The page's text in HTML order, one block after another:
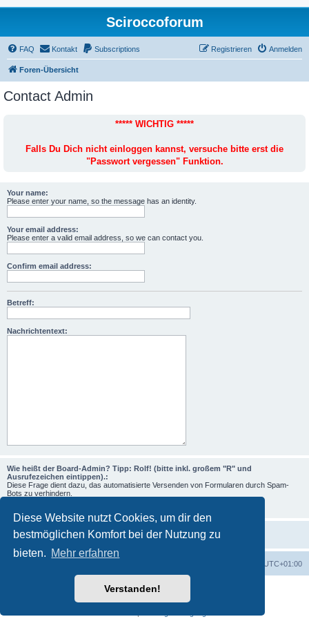
Diese Website nutzt Cookies, um dir den
bestmöglichen Komfort bei der Nutzung zu
bieten. Mehr erfahren
Verstanden!
Sciroccoforum
FAQ Kontakt Subscriptions Anmelden
Registrieren
Foren-Übersicht
Contact Admin
***** WICHTIG *****
Falls Du Dich nicht einloggen kannst, versuche bitte erst die
"Passwort vergessen" Funktion.
Your name:
Please enter your name, so the message has an identity.
Your email address:
Please enter a valid email address, so we can contact you.
Confirm email address:
Betreff:
Nachrichtentext:
Wie heißt der Board-Admin? Tipp: Rolf! (bitte inkl. großem "R" und
Ausrufezeichen eintippen).:
Diese Frage dient dazu, das automatisierte Versenden von Formularen durch Spam-
Bots zu verhindern.
UTC+01:00
Powered byphpBB® Forum Software © phpBB Limited
phpBB.de